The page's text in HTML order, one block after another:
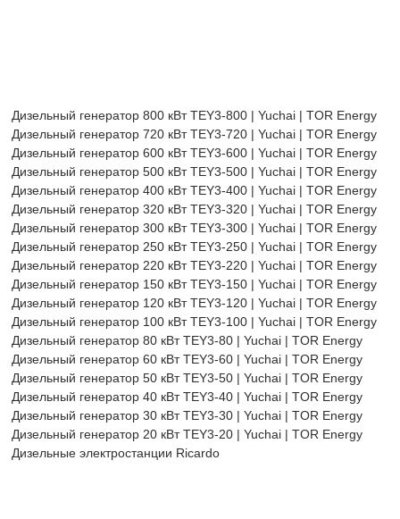
Дизельный генератор 800 кВт TEY3-800 | Yuchai | TOR Energy
Дизельный генератор 720 кВт TEY3-720 | Yuchai | TOR Energy
Дизельный генератор 600 кВт TEY3-600 | Yuchai | TOR Energy
Дизельный генератор 500 кВт TEY3-500 | Yuchai | TOR Energy
Дизельный генератор 400 кВт TEY3-400 | Yuchai | TOR Energy
Дизельный генератор 320 кВт TEY3-320 | Yuchai | TOR Energy
Дизельный генератор 300 кВт TEY3-300 | Yuchai | TOR Energy
Дизельный генератор 250 кВт TEY3-250 | Yuchai | TOR Energy
Дизельный генератор 220 кВт TEY3-220 | Yuchai | TOR Energy
Дизельный генератор 150 кВт TEY3-150 | Yuchai | TOR Energy
Дизельный генератор 120 кВт TEY3-120 | Yuchai | TOR Energy
Дизельный генератор 100 кВт TEY3-100 | Yuchai | TOR Energy
Дизельный генератор 80 кВт TEY3-80 | Yuchai | TOR Energy
Дизельный генератор 60 кВт TEY3-60 | Yuchai | TOR Energy
Дизельный генератор 50 кВт TEY3-50 | Yuchai | TOR Energy
Дизельный генератор 40 кВт TEY3-40 | Yuchai | TOR Energy
Дизельный генератор 30 кВт TEY3-30 | Yuchai | TOR Energy
Дизельный генератор 20 кВт TEY3-20 | Yuchai | TOR Energy
Дизельные электростанции Ricardo